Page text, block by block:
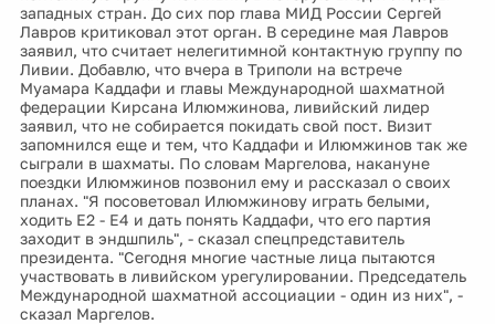
западных стран. До сих пор глава МИД России Сергей
Лавров критиковал этот орган. В середине мая Лавров
заявил, что считает нелегитимной контактную группу по
Ливии. Добавлю, что вчера в Триполи на встрече
Муамара Каддафи и главы Международной шахматной
федерации Кирсана Илюмжинова, ливийский лидер
заявил, что не собирается покидать свой пост. Визит
запомнился еще и тем, что Каддафи и Илюмжинов так же
сыграли в шахматы. По словам Маргелова, накануне
поездки Илюмжинов позвонил ему и рассказал о своих
планах. "Я посоветовал Илюмжинову играть белыми,
ходить Е2 - Е4 и дать понять Каддафи, что его партия
заходит в эндшпиль", - сказал спецпредставитель
президента. "Сегодня многие частные лица пытаются
участвовать в ливийском урегулировании. Председатель
Международной шахматной ассоциации - один из них", -
сказал Маргелов.